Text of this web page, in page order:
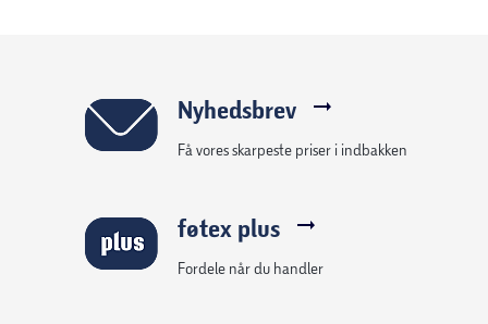
Nyhedsbrev
Få vores skarpeste priser i indbakken
føtex plus
Fordele når du handler